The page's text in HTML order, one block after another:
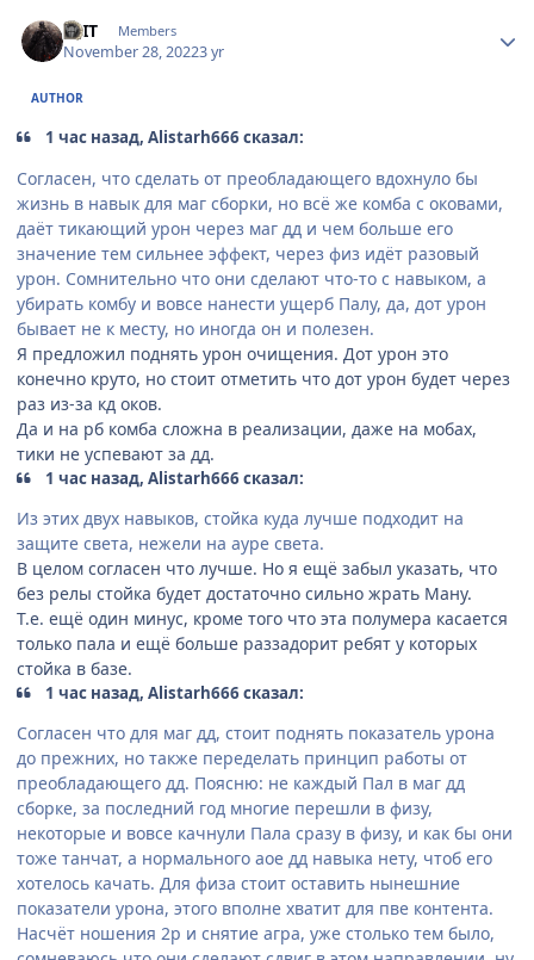
SEIT Members
November 28, 20223 yr
AUTHOR
1 час назад, Alistarh666 сказал:
Согласен, что сделать от преобладающего вдохнуло бы
жизнь в навык для маг сборки, но всё же комба с оковами,
даёт тикающий урон через маг дд и чем больше его
значение тем сильнее эффект, через физ идёт разовый
урон. Сомнительно что они сделают что-то с навыком, а
убирать комбу и вовсе нанести ущерб Палу, да, дот урон
бывает не к месту, но иногда он и полезен.
Я предложил поднять урон очищения. Дот урон это
конечно круто, но стоит отметить что дот урон будет через
раз из-за кд оков.
Да и на рб комба сложна в реализации, даже на мобах,
тики не успевают за дд.
1 час назад, Alistarh666 сказал:
Из этих двух навыков, стойка куда лучше подходит на
защите света, нежели на ауре света.
В целом согласен что лучше. Но я ещё забыл указать, что
без релы стойка будет достаточно сильно жрать Ману.
Т.е. ещё один минус, кроме того что эта полумера касается
только пала и ещё больше раззадорит ребят у которых
стойка в базе.
1 час назад, Alistarh666 сказал:
Согласен что для маг дд, стоит поднять показатель урона
до прежних, но также переделать принцип работы от
преобладающего дд. Поясню: не каждый Пал в маг дд
сборке, за последний год многие перешли в физу,
некоторые и вовсе качнули Пала сразу в физу, и как бы они
тоже танчат, а нормального аое дд навыка нету, чтоб его
хотелось качать. Для физа стоит оставить нынешние
показатели урона, этого вполне хватит для пве контента.
Насчёт ношения 2р и снятие агра, уже столько тем было,